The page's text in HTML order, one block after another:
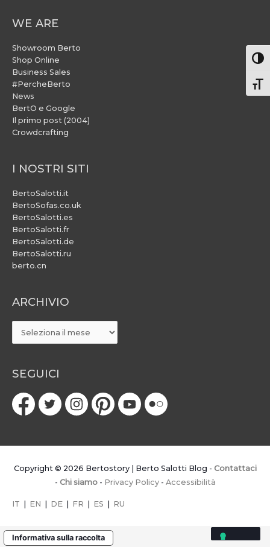
WE ARE
Showroom Berto
Shop Online
Business Sales
#PercheBerto
News
BertO e Google
Il primo post (2004)
Crowdcrafting
I NOSTRI SITI
BertoSalotti.it
BertoSofas.co.uk
BertoSalotti.es
BertoSalotti.fr
BertoSalotti.de
BertoSalotti.ru
berto.cn
ARCHIVIO
ARCHIVIO
SEGUICI
Copyright © 2026 Bertostory | Berto Salotti Blog - Contattaci
- Chi siamo- Privacy Policy- Accessibilità
IT EN DE FR ES RU
Informativa sulla raccolta